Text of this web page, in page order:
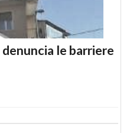
le barriere